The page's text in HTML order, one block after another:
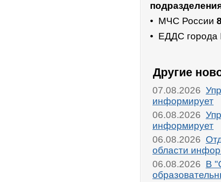
• МЧС России
• ЕДДС города
Другие
07.08.2026
информирует
06.08.2026
информирует
06.08.2026
области
06.08.2026 В